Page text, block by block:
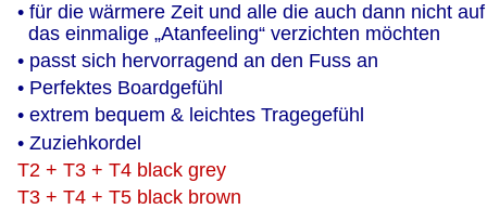
• für die wärmere Zeit und alle die auch dann nicht
  das einmalige „Atanfeeling“ verzichten möchten
• passt sich hervorragend an den Fuss an
• Perfektes Boardgefühl
• extrem bequem & leichtes Tragegefühl
• Zuziehkordel
T2 + T3 + T4 black grey
T3 + T4 + T5 black brown